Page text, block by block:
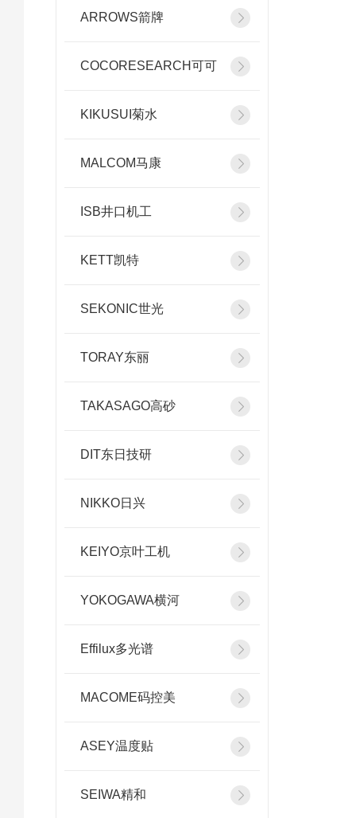
ARROWS箭牌
COCORESEARCH可可
KIKUSUI菊水
MALCOM马康
ISB井口机工
KETT凯特
SEKONIC世光
TORAY东丽
TAKASAGO高砂
DIT东日技研
NIKKO日兴
KEIYO京叶工机
YOKOGAWA横河
Effilux多光谱
MACOME码控美
ASEY温度贴
SEIWA精和